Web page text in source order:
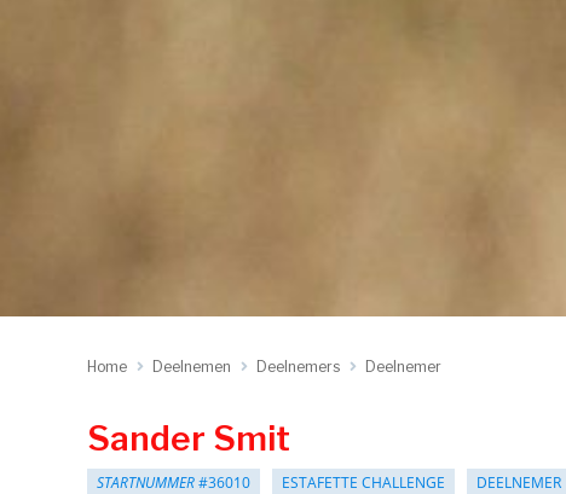
Home Deelnemen Deelnemers Deelnemer
Sander Smit
STARTNUMMER#36010 ESTAFETTE CHALLENGE DEELNEMER